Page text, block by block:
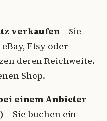
verkaufen – Sie
Etsy oder
deren Reichweite.
Shop.
einem Anbieter
– Sie buchen ein